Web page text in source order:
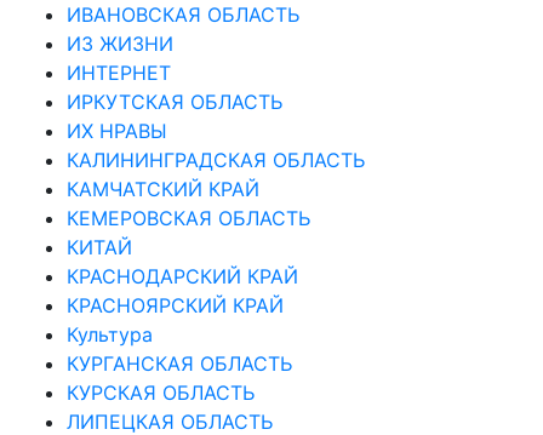
ИВАНОВСКАЯ ОБЛАСТЬ
ИЗ ЖИЗНИ
ИНТЕРНЕТ
ИРКУТСКАЯ ОБЛАСТЬ
ИХ НРАВЫ
КАЛИНИНГРАДCКАЯ ОБЛАСТЬ
КАМЧАТСКИЙ КРАЙ
КЕМЕРОВСКАЯ ОБЛАСТЬ
КИТАЙ
КРАСНОДАРСКИЙ КРАЙ
КРАСНОЯРСКИЙ КРАЙ
Культура
КУРГАНСКАЯ ОБЛАСТЬ
КУРСКАЯ ОБЛАСТЬ
ЛИПЕЦКАЯ ОБЛАСТЬ